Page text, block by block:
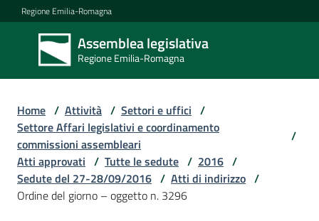
Vai al contenuto
Vai alla navigazione
Vai al footer
Regione Emilia-Romagna
Assemblea legislativa
Regione Emilia-Romagna
Assemblea
legislativa
Regione Emilia-
Assemblea
Home / Attività / Settori e uffici /
Settore Affari legislativi e coordinamento
commissioni assembleari
/
Atti approvati / Tutte le sedute / 2016 /
Sedute del 27-28/09/2016 / Atti di indirizzo /
Ordine del giorno – oggetto n. 3296